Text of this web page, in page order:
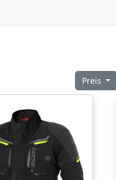
Preis